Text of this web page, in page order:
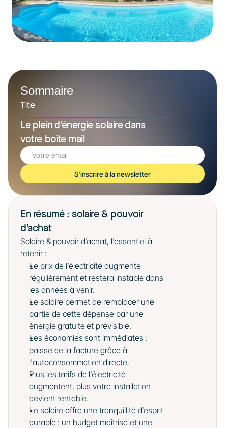
En résumé : solaire & pouvoir
d’achat
Solaire & pouvoir d’achat, l’essentiel à
retenir :
Le prix de l’électricité augmente
régulièrement et restera instable dans
les années à venir.
Le solaire permet de remplacer une
partie de cette dépense par une
énergie gratuite et prévisible.
Les économies sont immédiates :
baisse de la facture grâce à
l'autoconsommation directe.
Plus les tarifs de l’électricité
augmentent, plus votre installation
devient rentable.
Le solaire offre une tranquillité d’esprit
durable : un budget maîtrisé et une
Sommaire
Title
Le plein d’énergie solaire dans
votre boîte mail
S'inscrire à la newsletter